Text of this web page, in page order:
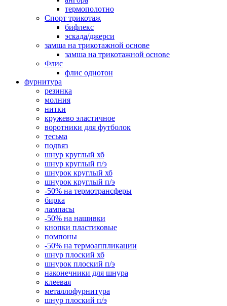
термополотно
Спорт трикотаж
бифлекс
эскада/джерси
замша на трикотажной основе
замша на трикотажной основе
Флис
флис однотон
фурнитура
резинка
молния
нитки
кружево эластичное
воротники для футболок
тесьма
подвяз
шнур круглый хб
шнур круглый п/э
шнурок круглый хб
шнурок круглый п/э
-50% на термотрансферы
бирка
лампасы
-50% на нашивки
кнопки пластиковые
помпоны
-50% на термоаппликации
шнур плоский хб
шнурок плоский п/э
наконечники для шнура
клеевая
металлофурнитура
шнур плоский п/э